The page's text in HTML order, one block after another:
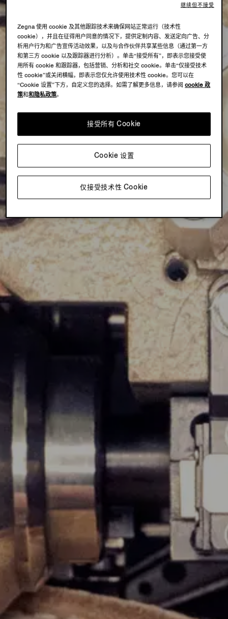
Zegna 使用 cookie 及其他跟踪技术来确保网站正常运行（技术性
cookie），并且在征得用户同意的情况下，提供定制内容、发送定向广告、分
析用户行为和广告宣传活动效果，以及与合作伙伴共享某些信息（通过第一方
和第三方 cookie 以及跟踪器进行分析）。单击“接受所有”，即表示您接受使
用所有 cookie 和跟踪器，包括营销、分析和社交 cookie。单击“仅接受技术
性 cookie”或关闭横幅，即表示您仅允许使用技术性 cookie。您可以在
“Cookie 设置”下方，自定义您的选择。如需了解更多信息，请参阅cookie 政
策和和隐私政策。
仅接受技术性 Cookie
接受所有 Cookie
Cookie 设置
继续但不接受